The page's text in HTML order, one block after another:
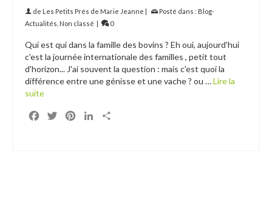
de Les Petits Prés de Marie Jeanne | Posté dans : Blog-
Actualités Non classé | 0
Qui est qui dans la famille des bovins ? Eh oui, aujourd'hui
c'est la journée internationale des familles , petit tout
d'horizon... J'ai souvent la question : mais c'est quoi la
différence entre une génisse et une vache ? ou …Lire la
suite
FacebookTwitterPinterestLinkedIn